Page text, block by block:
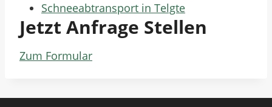
Schneeabtransport in Telgte
Jetzt Anfrage Stellen
Zum Formular